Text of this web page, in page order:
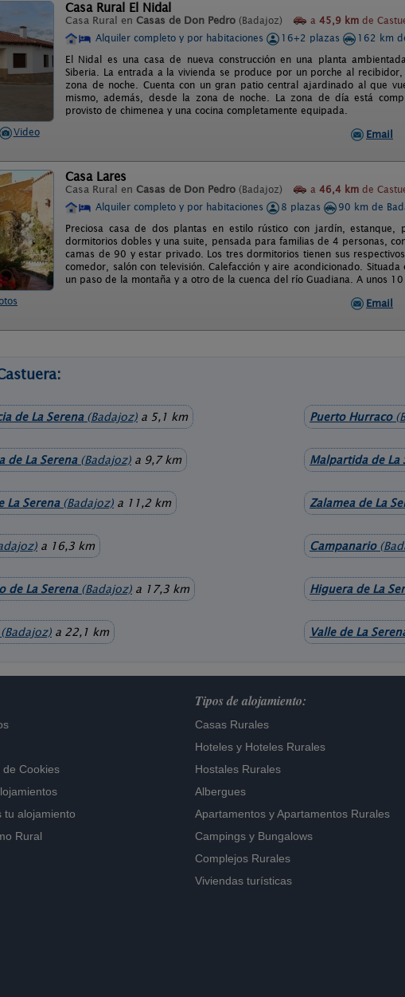
Video
Casa Rural El Nidal
Casa Rural en Casas de Don Pedro (Badajoz) a 45,9 km de
Alquiler completo y por habitaciones
16+2 plazas
162 km
El Nidal es una casa de nueva construcción en una planta
Siberia. La entrada a la vivienda se produce por un porche al
zona de noche. Cuenta con un gran patio central ajardinado al que
mismo, además, desde la zona de noche. La zona de día está
provisto de chimenea y una cocina completamente equipada.
Email
Casa Lares
Casa Rural en Casas de Don Pedro (Badajoz) a 46,4 km de
Alquiler completo y por habitaciones
8 plazas
90 km de
Preciosa casa de dos plantas en estilo rústico con jardín, estanque,
dormitorios dobles y una suite, pensada para familias de 4 personas,
camas de 90 y estar privado. Los tres dormitorios tienen sus
comedor, salón con televisión. Calefacción y aire acondicionado.
un paso de la montaña y a otro de la cuenca del río Guadiana. A unos
Email
de La Serena(Badajoz) a 5,1 km Puerto Hurraco
de La Serena(Badajoz) a 9,7 km Malpartida de La
La Serena(Badajoz) a 11,2 km Zalamea de La
a 16,3 km Campanario
de La Serena(Badajoz) a 17,3 km Higuera de La
a 22,1 km Valle de La
Cookies
tu alojamiento
Rural
Tipos de alojamiento:
Casas Rurales
Hoteles y Hoteles Rurales
Hostales Rurales
Albergues
Apartamentos yApartamentos Rurales
Campings y Bungalows
Complejos Rurales
Viviendas turísticas